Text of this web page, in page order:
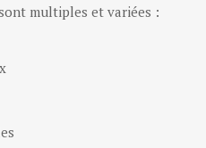
multiples et variées :